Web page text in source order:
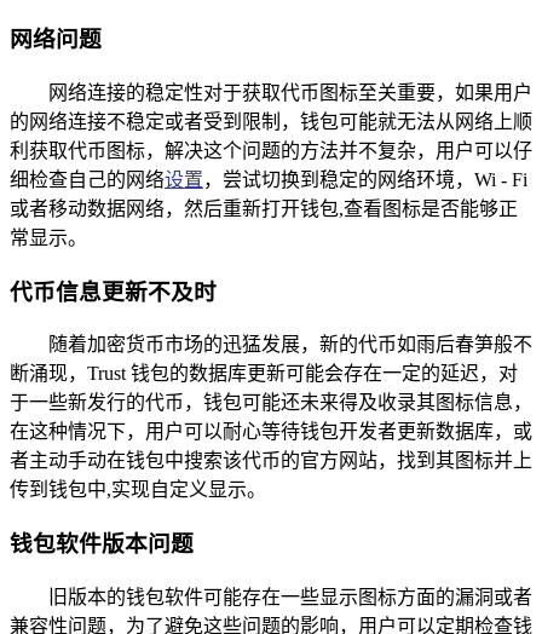
网络问题
网络连接的稳定性对于获取代币图标至关重要，如果用户
的网络连接不稳定或者受到限制，钱包可能就无法从网络上顺
利获取代币图标，解决这个问题的方法并不复杂，用户可以仔
细检查自己的网络设置，尝试切换到稳定的网络环境，Wi - Fi
或者移动数据网络，然后重新打开钱包,查看图标是否能够正
常显示。
代币信息更新不及时
随着加密货币市场的迅猛发展，新的代币如雨后春笋般不
断涌现，Trust 钱包的数据库更新可能会存在一定的延迟，对
于一些新发行的代币，钱包可能还未来得及收录其图标信息，
在这种情况下，用户可以耐心等待钱包开发者更新数据库，或
者主动手动在钱包中搜索该代币的官方网站，找到其图标并上
传到钱包中,实现自定义显示。
钱包软件版本问题
旧版本的钱包软件可能存在一些显示图标方面的漏洞或者
兼容性问题，为了避免这些问题的影响，用户可以定期检查钱